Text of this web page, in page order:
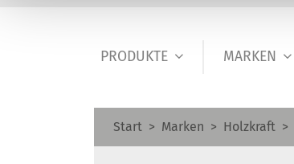
PRODUKTE MARKEN
Start Marken Holzkraft